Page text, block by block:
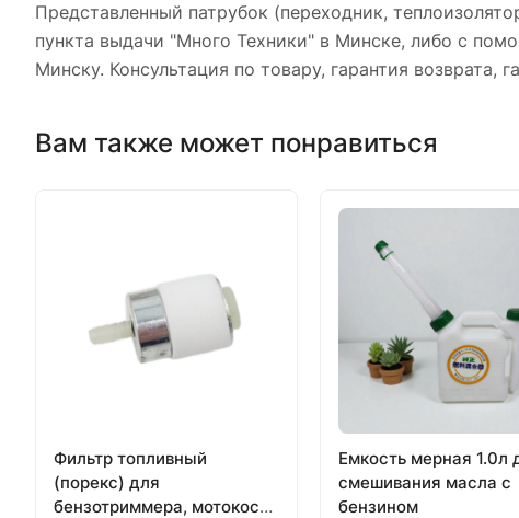
Представленный патрубок (переходник,
пункта выдачи "Много Техники" в Минске, либо с
Минску. Консультация по товару, гарантия возврата,
Вам также может понравиться
Фильтр топливный
(порекс) для
бензотриммера, мотокосы
Емкость мерная 1.0л
смешивания масла с
бензином